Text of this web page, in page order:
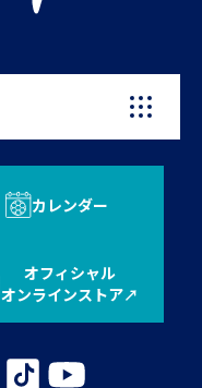
カレンダー
オフィシャル
オンラインストア